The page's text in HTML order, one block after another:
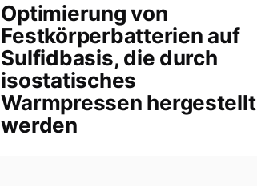
Optimierung von
Festkörperbatterien auf
Sulfidbasis, die durch
isostatisches
Warmpressen hergestellt
werden